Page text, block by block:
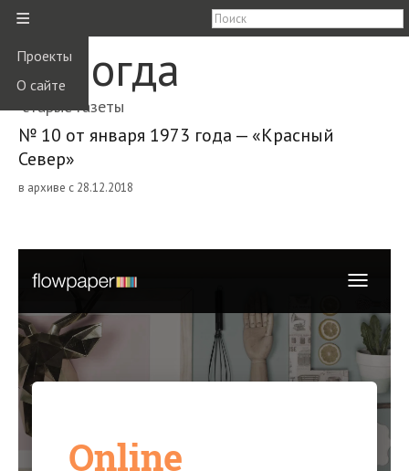
≡
Проекты
О сайте
Вологда
старые газеты
№ 10 от января 1973 года — «Красный
Север»
в архиве с 28.12.2018